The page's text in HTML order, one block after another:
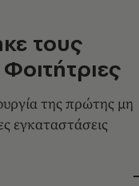
τους
της πρώτης μη
εγκαταστάσεις